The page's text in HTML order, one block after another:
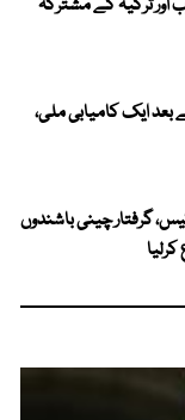
ترکیہ کے مشترکہ
ایک کامیابی ملی،
گرفتار چینی باشندوں